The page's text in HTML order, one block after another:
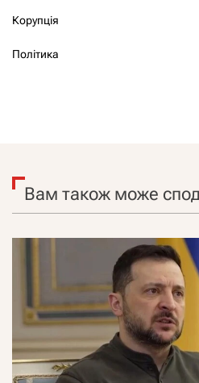
Корупція
Політика
Вам також може